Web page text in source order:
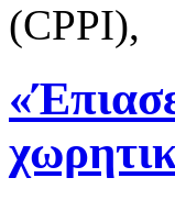
(CPPI),